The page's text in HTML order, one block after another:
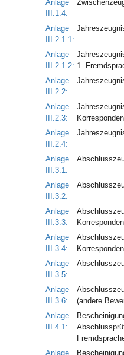
Anlage
III.1.4:
Anlage
III.2.1.1:
Anlage
III.2.1.2: 1.
Anlage
III.2.2:
Anlage
III.2.3:
Anlage
III.2.4:
Anlage
III.3.1:
Anlage
III.3.2:
Anlage
III.3.3:
Anlage
III.3.4:
Anlage
III.3.5:
Anlage
III.3.6:
(andere
Anlage
III.4.1:
Anlage